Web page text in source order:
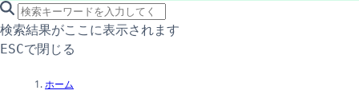
search icon
サイト内検索
検索結果がここに表示されます
ESCで閉じる
ホーム